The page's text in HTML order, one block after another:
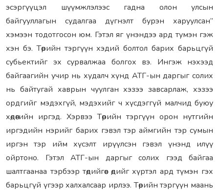
эсэргүүцэл шүүмжлэлээс гадна олон улсын
байгууллагын судалгаа дүгнэлт бурэн харуулсан”
хэмээн тодотгосон юм. Гэтэл яг үнэндээ ард тумэн гэж
хэн бэ. Төрийн тэргүүн хэдий болтол барих барьцгүй
субьектийг эх сурвалжаа болгох вэ. Ингэж нэхээд
байгаагийн учир нь худалч хүнд АТГ-ын даргыг солих
нь байтугай хаврын чуулган хэзээ завсарлаж, хэзээ
ордгийг мэдэхгүй, мэдэхийг ч хүсдэггүй малчид буюу
хөдөөгийн иргэд. Хэрвээ Төрийн тэргүүн орон нутгийн
иргэдийн нэрийг барих гэвэл тэр аймгийн тэр сумын
иргэн тэр ийм хүсэлт ирүүлсэн гэвэл үнэнд илүү
ойртоно. Гэтэл АТГ-ын даргыг солих гээд байгаа
шалтгаанаа тэрбээр төдийгөөс өдийг хүртэл ард түмэн гэх
барьцгүй үгээр халхалсаар ирлээ. Төрийн тэргүүн маань